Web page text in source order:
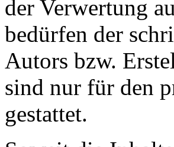
der Verwertung
bedürfen der
Autors bzw.
sind nur für den
gestattet.